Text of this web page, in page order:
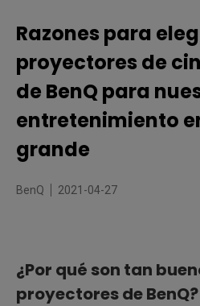
imagen y la longevidad del
HDR-PRO: no solo brillante, sino
Brillo HDR: HDR accesible
CinematicColor: siempre en
Informe de calibración de
Modos de imagen dedicados:
La prueba está en la proyección
Razones para
proyectores de
de BenQ para
entretenimiento
grande
BenQ 2021-04-27
¿Por qué son tan
proyectores de